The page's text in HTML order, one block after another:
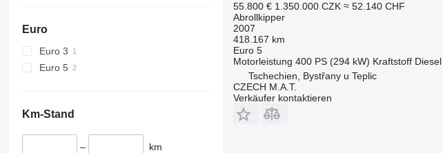
Euro
Euro 3
Euro 5
Km-Stand
– km
55.800 € 1.350.000 CZK ≈ 52.140 CHF
Abrollkipper
2007
418.167 km
Euro 5
Motorleistung 400 PS (294 kW) Kraftstoff Diesel
Tschechien, Bystřany u Teplic
CZECH M.A.T.
Verkäufer kontaktieren